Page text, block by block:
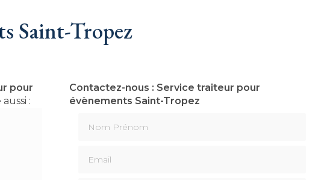
Saint-Tropez
pour
:
Contactez-nous : Service traiteur pour
évènements Saint-Tropez